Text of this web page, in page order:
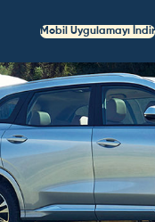
Mobil Uygulamayı İndir